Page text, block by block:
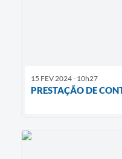
15 FEV 2024 - 10h27
PRESTAÇÃO DE